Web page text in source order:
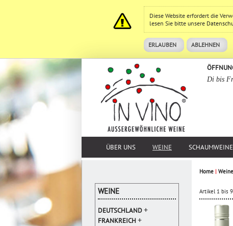
Diese Website erfordert die
lesen Sie bitte unsere
ERLAUBEN ABLEHNEN
Di bis
ÜBER UNS WEINE SCHAUMWEINE
Home | Weine
Artikel 1 bis
WEINE
DEUTSCHLAND+
FRANKREICH+